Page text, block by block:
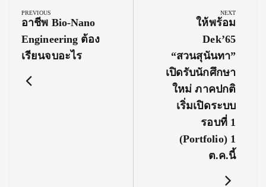
navigation
PREVIOUS
Previous
Post:
อาชีพ Bio-Nano
Engineering ต้อง
เรียนจบอะไร
NEXT
Next
Post:
ให้พร้อม
Dek’65
“สวนสุนันทา”
เปิดรับนักศึกษา
ใหม่ ภาคปกติ
เริ่มเปิดระบบ
รอบที่ 1
(Portfolio) 1
ต.ค.นี้